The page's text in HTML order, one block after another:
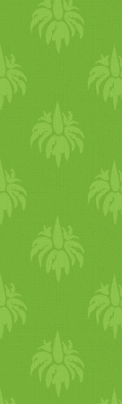
a
utáni
egy